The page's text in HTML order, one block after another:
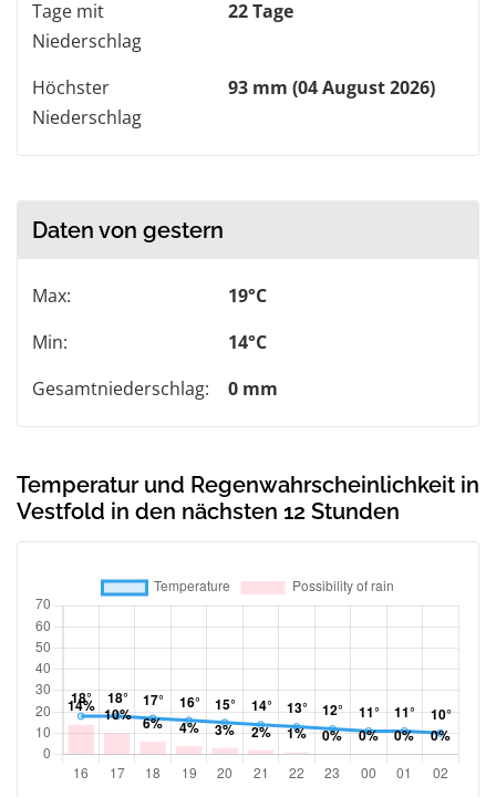
Tage mit
Niederschlag
22 Tage
Höchster
Niederschlag
93 mm (04 August 2026)
Daten von gestern
Max:
19°C
Min:
14°C
Gesamtniederschlag:
0 mm
Temperatur und Regenwahrscheinlichkeit in
Vestfold in den nächsten 12 Stunden